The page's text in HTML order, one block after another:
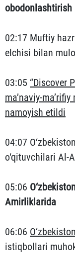
02:17 Muftiy
elchisi bilan
03:05 “Discover
ma’naviy-
namoyish etildi
04:07
o‘qituvchilari Al-
05:06
Amirliklarida
06:06
istiqbollari